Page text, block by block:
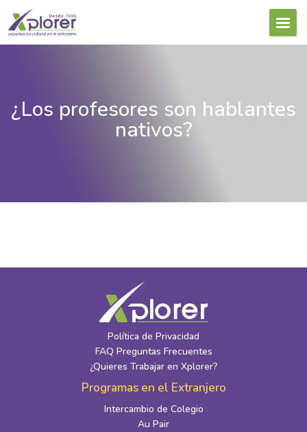
¿Los profesores son hablantes
nativos?
Política de Privacidad
FAQ Preguntas Frecuentes
¿Quieres Trabajar en Xplorer?
Programas en el Extranjero
Intercambio de Colegio
Au Pair